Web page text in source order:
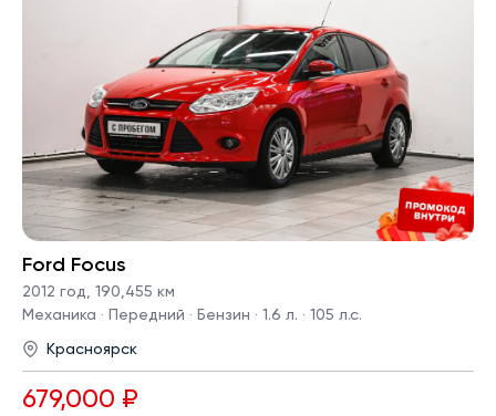
Ford Focus
2012 год
190,455 км
Механика · Передний · Бензин · 1.6 л. · 105 л.с.
Красноярск
679,000 ₽